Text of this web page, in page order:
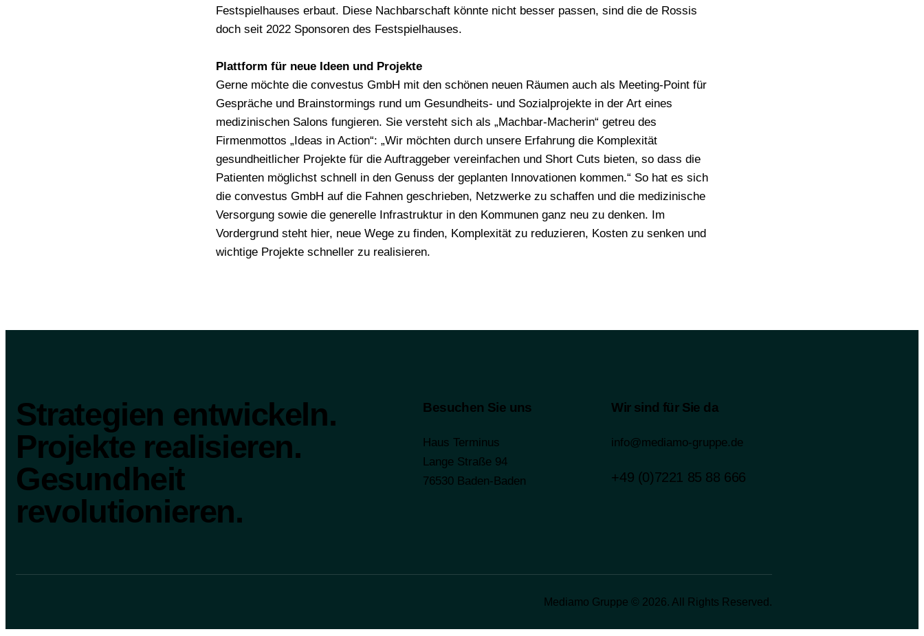
Festspielhauses erbaut. Diese Nachbarschaft könnte nicht besser passen, sind die de Rossis
doch seit 2022 Sponsoren des Festspielhauses.
Plattform für neue Ideen und Projekte
Gerne möchte die convestus GmbH mit den schönen neuen Räumen auch als Meeting-Point für
Gespräche und Brainstormings rund um Gesundheits- und Sozialprojekte in der Art eines
medizinischen Salons fungieren. Sie versteht sich als „Machbar-Macherin“ getreu des
Firmenmottos „Ideas in Action“: „Wir möchten durch unsere Erfahrung die Komplexität
gesundheitlicher Projekte für die Auftraggeber vereinfachen und Short Cuts bieten, so dass die
Patienten möglichst schnell in den Genuss der geplanten Innovationen kommen.“ So hat es sich
die convestus GmbH auf die Fahnen geschrieben, Netzwerke zu schaffen und die medizinische
Versorgung sowie die generelle Infrastruktur in den Kommunen ganz neu zu denken. Im
Vordergrund steht hier, neue Wege zu finden, Komplexität zu reduzieren, Kosten zu senken und
wichtige Projekte schneller zu realisieren.
Strategien entwickeln.
Projekte realisieren.
Gesundheit
revolutionieren.
Besuchen Sie uns
Haus Terminus
Lange Straße 94
76530 Baden-Baden
Wir sind für Sie da
info@mediamo-gruppe.de
+49 (0)7221 85 88 666
Mediamo Gruppe © 2026. All Rights Reserved.